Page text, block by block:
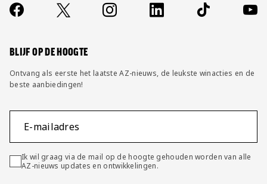
Contact
FAQ
Socials
https://www.facebook.com/AZAlkmaar
X Instagram LinkedIn TikTok
BLIJF OP DE HOOGTE
Ontvang als eerste het laatste AZ-nieuws, de leukste winacties en de
beste aanbiedingen!
E-mailadres
Ik wil graag via de mail op de hoogte gehouden worden van alle
AZ-nieuws updates en ontwikkelingen.